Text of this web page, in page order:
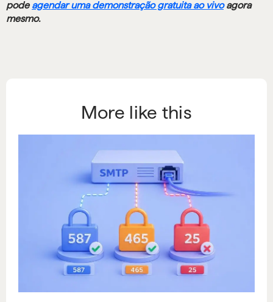
pode agendar uma demonstração gratuita ao vivoagora
mesmo.
More like this